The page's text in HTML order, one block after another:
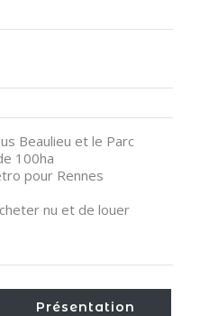
Beaulieu et le Parc
100ha
pour Rennes
nu et de louer
Présentation